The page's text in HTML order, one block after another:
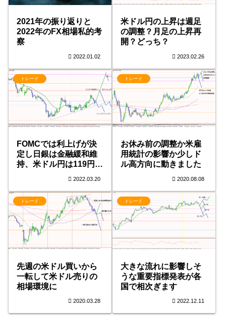
2021年の振り返りと
2022年のFX相場私的考
察
2022.01.02
米ドル円の上昇は週足
の調整？月足の上昇再
開？どっち？
2023.02.26
トレード
FOMCでは利上げが決
定し日銀は金融緩和維
持、米ドル円は119円台
2022.03.20
トレード
お休み前の調整か米雇
用統計の影響か少しド
ル高方向に動きました
2020.08.08
トレード
先週の米ドル買いから
一転して米ドル売りの
相場環境に
2020.03.28
トレード
大きな流れに影響しそ
うな重要指標発表が各
国で相次ぎます
2022.12.11